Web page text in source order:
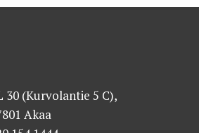
30 (Kurvolantie 5 C),
Akaa